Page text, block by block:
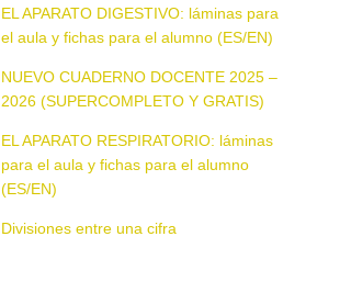
EL APARATO DIGESTIVO: láminas para
el aula y fichas para el alumno (ES/EN)
NUEVO CUADERNO DOCENTE 2025 –
2026 (SUPERCOMPLETO Y GRATIS)
EL APARATO RESPIRATORIO: láminas
para el aula y fichas para el alumno
(ES/EN)
Divisiones entre una cifra